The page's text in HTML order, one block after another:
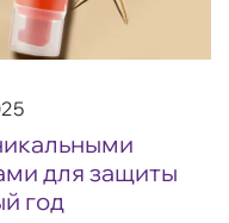
для защиты
год